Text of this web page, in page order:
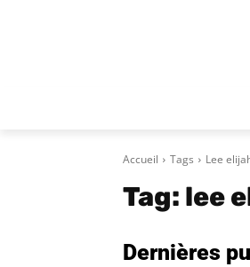
Accueil Tags Lee
Tag: lee
Dernières